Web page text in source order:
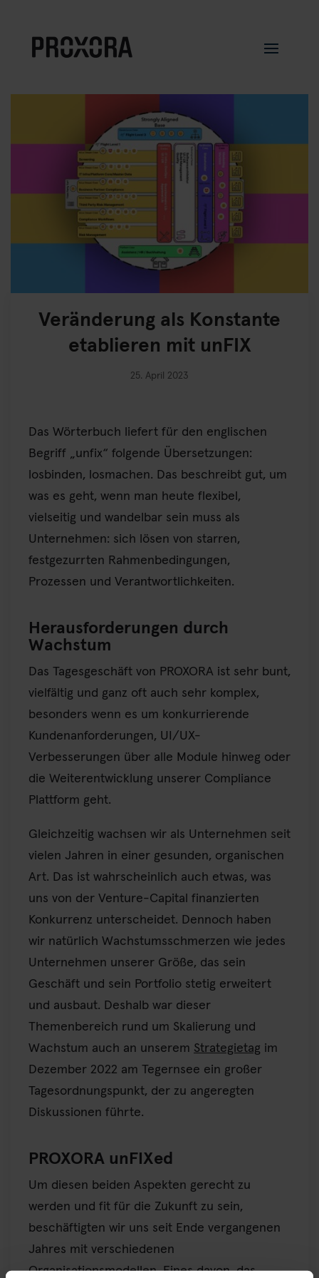
Veränderung als Konstante
etablieren mit unFIX
25. April 2023
Das Wörterbuch liefert für den englischen
Begriff „unfix“ folgende Übersetzungen:
losbinden, losmachen. Das beschreibt gut, um
was es geht, wenn man heute flexibel,
vielseitig und wandelbar sein muss als
Unternehmen: sich lösen von starren,
festgezurrten Rahmenbedingungen,
Prozessen und Verantwortlichkeiten.
Herausforderungen durch
Wachstum
Das Tagesgeschäft von PROXORA ist sehr bunt,
vielfältig und ganz oft auch sehr komplex,
besonders wenn es um konkurrierende
Kundenanforderungen, UI/UX-
Verbesserungen über alle Module hinweg oder
die Weiterentwicklung unserer Compliance
Plattform geht.
Gleichzeitig wachsen wir als Unternehmen seit
vielen Jahren in einer gesunden, organischen
Art. Das ist wahrscheinlich auch etwas, was
uns von der Venture-Capital finanzierten
Konkurrenz unterscheidet. Dennoch haben
wir natürlich Wachstumsschmerzen wie jedes
Unternehmen unserer Größe, das sein
Geschäft und sein Portfolio stetig erweitert
und ausbaut. Deshalb war dieser
Themenbereich rund um Skalierung und
Wachstum auch an unserem Strategietag im
Dezember 2022 am Tegernsee ein großer
Tagesordnungspunkt, der zu angeregten
Diskussionen führte.
PROXORA unFIXed
Um diesen beiden Aspekten gerecht zu
werden und fit für die Zukunft zu sein,
beschäftigten wir uns seit Ende vergangenen
Jahres mit verschiedenen
Organisationsmodellen. Eines davon, das